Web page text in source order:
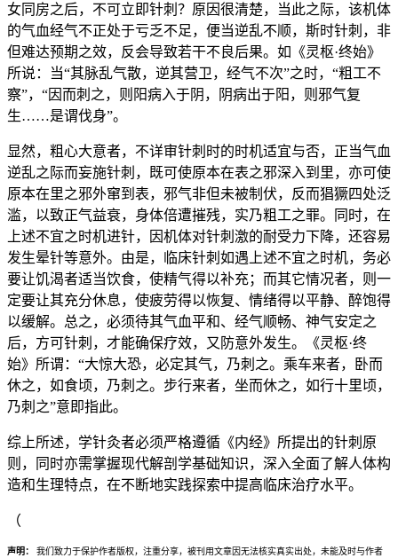
女同房之后，不可立即针刺？原因很清楚，当此之际，该机体
的气血经气不正处于亏乏不足，便当逆乱不顺，斯时针刺，非
但难达预期之效，反会导致若干不良后果。如《灵枢·终始》
所说：当“其脉乱气散，逆其营卫，经气不次”之时，“粗工不
察”，“因而刺之，则阳病入于阴，阴病出于阳，则邪气复
生……是谓伐身”。
显然，粗心大意者，不详审针刺时的时机适宜与否，正当气血
逆乱之际而妄施针刺，既可使原本在表之邪深入到里，亦可使
原本在里之邪外窜到表，邪气非但未被制伏，反而猖獗四处泛
滥，以致正气益衰，身体倍遭摧残，实乃粗工之罪。同时，在
上述不宜之时机进针，因机体对针刺激的耐受力下降，还容易
发生晕针等意外。由是，临床针刺如遇上述不宜之时机，务必
要让饥渴者适当饮食，使精气得以补充；而其它情况者，则一
定要让其充分休息，使疲劳得以恢复、情绪得以平静、醉饱得
以缓解。总之，必须待其气血平和、经气顺畅、神气安定之
后，方可针刺，才能确保疗效，又防意外发生。《灵枢·终
始》所谓：“大惊大恐，必定其气，乃刺之。乘车来者，卧而
休之，如食顷，乃刺之。步行来者，坐而休之，如行十里顷，
乃刺之”意即指此。
综上所述，学针灸者必须严格遵循《内经》所提出的针刺原
则，同时亦需掌握现代解剖学基础知识，深入全面了解人体构
造和生理特点，在不断地实践探索中提高临床治疗水平。
（
声明：
我们致力于保护作者版权，注重分享，被刊用文章因无法核实真实出处，未能及时与作者